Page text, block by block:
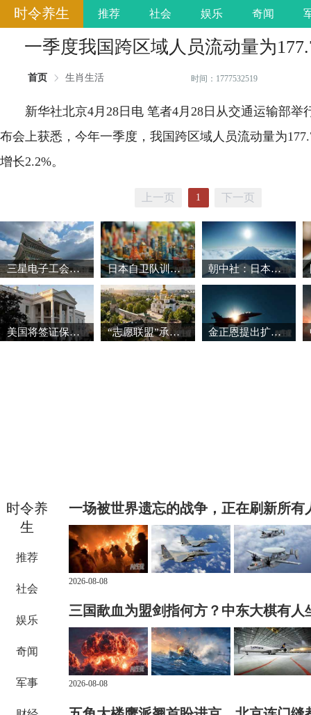
时令养生 推荐 社会 娱乐 奇闻
一季度我国跨区域人员流动量为
首页 生肖生活 时间：1777532519
新华社北京4月28日电 笔者4月28日从交通运输部举
布会上获悉，今年一季度，我国跨区域人员流动量为
增长2.2%。
上一页 1 下一页
三星电子工会暂缓罢工 韩国股市强劲反弹 日本自卫队训练场爆炸事故致3死1重伤 朝中社：日本推动军国主义复活将触碰“红线”
美国将签证保证金国家名单扩大至38国 “志愿联盟”承诺向乌克兰提供安全保障 金正恩提出扩大导弹生产能力的必要性
时令养
生
推荐
社会
娱乐
奇闻
军事
一场被世界遗忘的战争，正在刷新所有
2026-08-08
三国歃血为盟剑指何方？中东大棋有人
2026-08-08